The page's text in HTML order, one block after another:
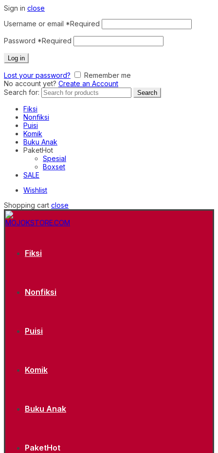
Sign in close
Username or email *Required
Password *Required
Log in
Lost your password?
Remember me
No account yet? Create an Account
Search for:
Search
Fiksi
Nonfiksi
Puisi
Komik
Buku Anak
PaketHot
Spesial
Boxset
SALE
Wishlist
Shopping cart close
Fiksi
Nonfiksi
Puisi
Komik
Buku Anak
PaketHot